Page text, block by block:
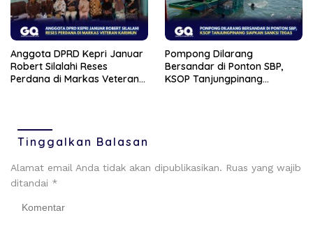
Anggota DPRD Kepri Januar
Robert Silalahi Reses
Perdana di Markas Veteran
Pompong Dilarang
Bersandar di Ponton SBP,
KSOP Tanjungpinang
Tinggalkan Balasan
Alamat email Anda tidak akan dipublikasikan. Ruas yang wajib
ditandai *